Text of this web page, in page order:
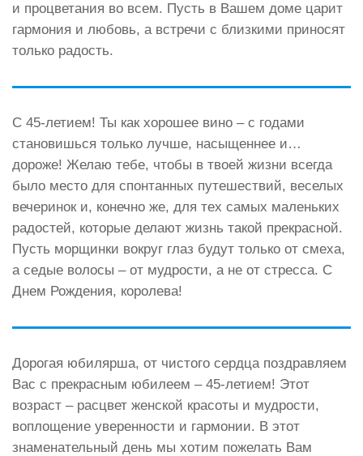
и процветания во всем. Пусть в Вашем доме царит
гармония и любовь, а встречи с близкими приносят
только радость.
С 45-летием! Ты как хорошее вино – с годами
становишься только лучше, насыщеннее и…
дороже! Желаю тебе, чтобы в твоей жизни всегда
было место для спонтанных путешествий, веселых
вечеринок и, конечно же, для тех самых маленьких
радостей, которые делают жизнь такой прекрасной.
Пусть морщинки вокруг глаз будут только от смеха,
а седые волосы – от мудрости, а не от стресса. С
Днем Рождения, королева!
Дорогая юбилярша, от чистого сердца поздравляем
Вас с прекрасным юбилеем – 45-летием! Этот
возраст – расцвет женской красоты и мудрости,
воплощение уверенности и гармонии. В этот
знаменательный день мы хотим пожелать Вам